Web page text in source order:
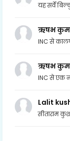
यह सर्वे
ऋषभ
INC से
ऋषभ
INC से एक
Lalit
सीताराम